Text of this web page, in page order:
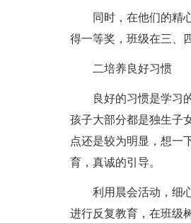
同时，在他们的精
得一等奖，班级在三、
二培养良好习惯
良好的习惯是学习
孩子大部分都是独生子
点还是较为明显，想一
育，真诚的引导。
利用晨会活动，细
进行反复教育，在班级